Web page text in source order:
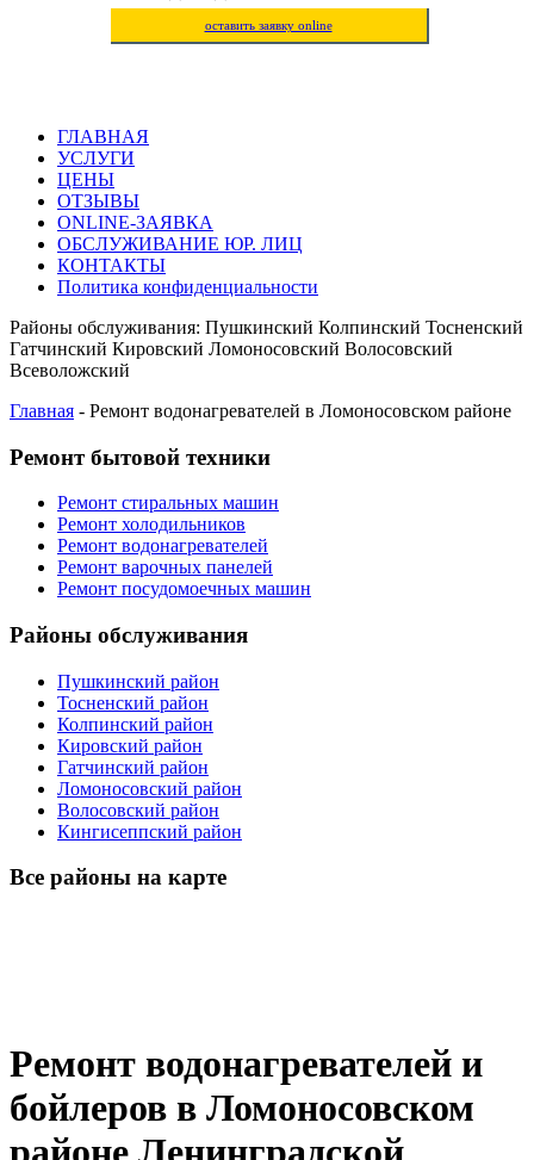
оставить заявку online
ГЛАВНАЯ
УСЛУГИ
ЦЕНЫ
ОТЗЫВЫ
ONLINE-ЗАЯВКА
ОБСЛУЖИВАНИЕ ЮР. ЛИЦ
КОНТАКТЫ
Политика конфиденциальности
Районы обслуживания: Пушкинский Колпинский Тосненский
Гатчинский Кировский Ломоносовский Волосовский
Всеволожский
Главная - Ремонт водонагревателей в Ломоносовском районе
Ремонт бытовой техники
Ремонт стиральных машин
Ремонт холодильников
Ремонт водонагревателей
Ремонт варочных панелей
Ремонт посудомоечных машин
Районы обслуживания
Пушкинский район
Тосненский район
Колпинский район
Кировский район
Гатчинский район
Ломоносовский район
Волосовский район
Кингисеппский район
Все районы на карте
Ремонт водонагревателей и
бойлеров в Ломоносовском
районе Ленинградской